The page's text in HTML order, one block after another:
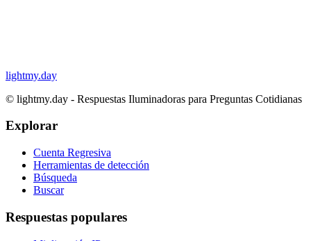
lightmy.day
© lightmy.day - Respuestas Iluminadoras para Preguntas Cotidianas
Explorar
Cuenta Regresiva
Herramientas de detección
Búsqueda
Buscar
Respuestas populares